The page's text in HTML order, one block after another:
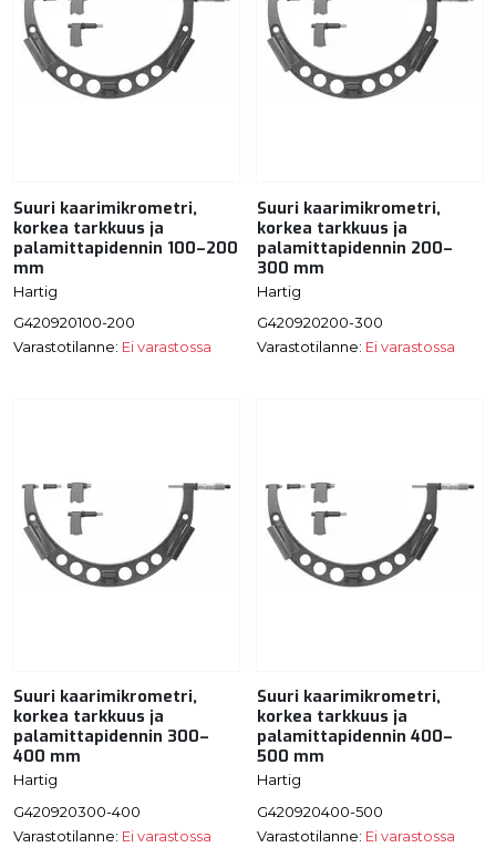
Suuri kaarimikrometri,
korkea tarkkuus ja
palamittapidennin 100–200
mm
Hartig
G420920100-200
Varastotilanne: Ei varastossa
Suuri kaarimikrometri,
korkea tarkkuus ja
palamittapidennin 200–
300 mm
Hartig
G420920200-300
Varastotilanne: Ei varastossa
Suuri kaarimikrometri,
korkea tarkkuus ja
palamittapidennin 300–
400 mm
Hartig
G420920300-400
Varastotilanne: Ei varastossa
Suuri kaarimikrometri,
korkea tarkkuus ja
palamittapidennin 400–
500 mm
Hartig
G420920400-500
Varastotilanne: Ei varastossa